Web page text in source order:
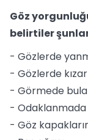
Göz
belirtiler
- Gözlerde
- Gözlerde
- Görmede
-
- Göz